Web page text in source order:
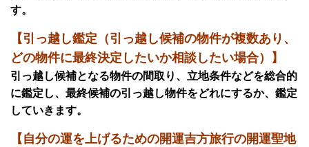
す。
【引っ越し鑑定（引っ越し候補の物件が複数あり、
どの物件に最終決定したいか相談したい場合）】
引っ越し候補となる物件の間取り、立地条件などを総合的
に鑑定し、最終候補の引っ越し物件をどれにするか、鑑定
していきます。
【自分の運を上げるための開運吉方旅行の開運聖地